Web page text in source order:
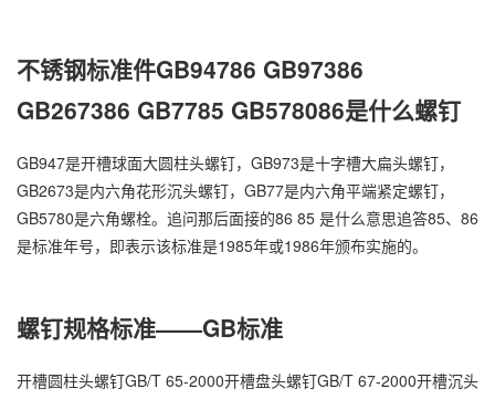
不锈钢标准件GB94786 GB97386
GB267386 GB7785 GB578086是什么螺钉
GB947是开槽球面大圆柱头螺钉，GB973是十字槽大扁头螺钉，
GB2673是内六角花形沉头螺钉，GB77是内六角平端紧定螺钉，
GB5780是六角螺栓。追问那后面接的86 85 是什么意思追答85、86
是标准年号，即表示该标准是1985年或1986年颁布实施的。
螺钉规格标准——GB标准
开槽圆柱头螺钉GB/T 65-2000开槽盘头螺钉GB/T 67-2000开槽沉头
千
工